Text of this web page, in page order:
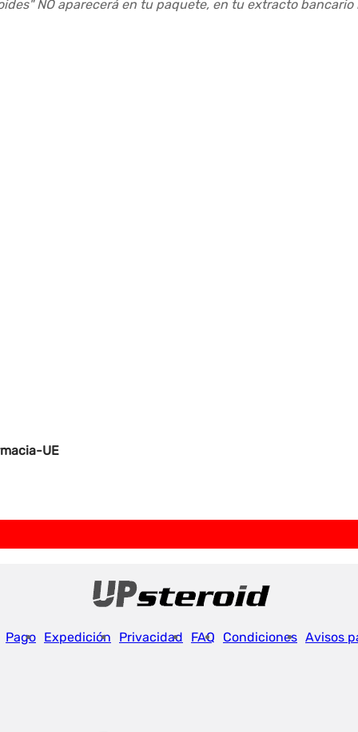
NO aparecerá en tu paquete, en tu extracto
UE
Pago Expedición Privacidad FAQ Condiciones Avisos